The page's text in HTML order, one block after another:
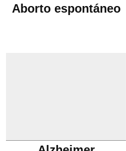
Aborto espontáneo